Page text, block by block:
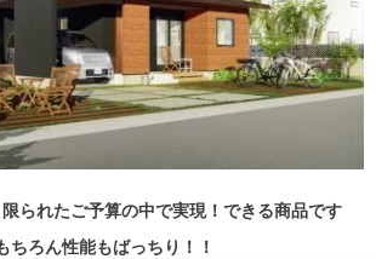
られたご予算の中で実現！できる商品です
ちろん性能もばっちり！！